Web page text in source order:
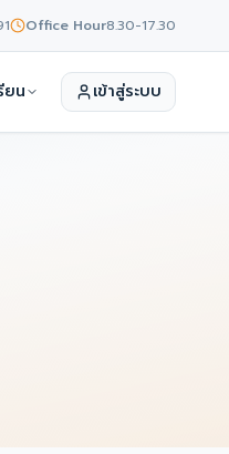
Office Hour8.30-17.30
ยน เข้าสู่ระบบ